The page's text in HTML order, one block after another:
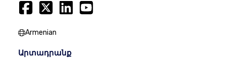
Armenian
Արտադրանք